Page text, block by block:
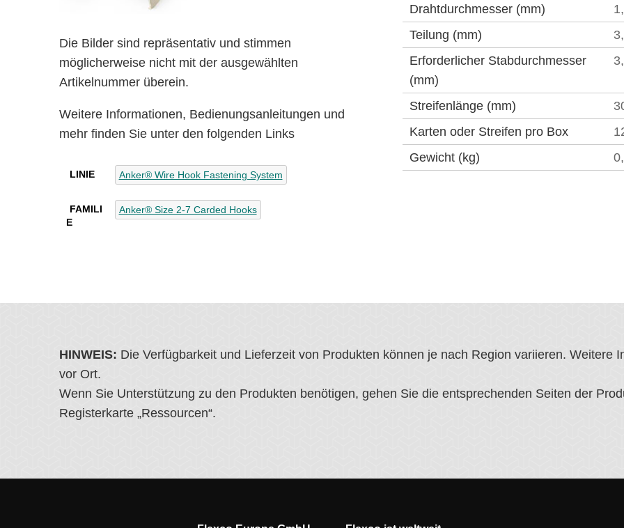
Die Bilder sind repräsentativ und stimmen
möglicherweise nicht mit der ausgewählten
Artikelnummer überein.
Weitere Informationen, Bedienungsanleitungen und
mehr finden Sie unter den folgenden Links
LINIE Anker® Wire Hook Fastening System
FAMILI
E
Anker® Size 2-7 Carded Hooks
Drahtdurchmesser (mm)
Teilung (mm)
Erforderlicher Stabdurchmesser
(mm)
Streifenlänge (mm)
Karten oder Streifen pro Box
Gewicht (kg)
HINWEIS: Die Verfügbarkeit und Lieferzeit von Produkten können je nach Region variieren. Weitere
vor Ort.
Wenn Sie Unterstützung zu den Produkten benötigen, gehen Sie die entsprechenden Seiten der
Registerkarte „Ressourcen“.